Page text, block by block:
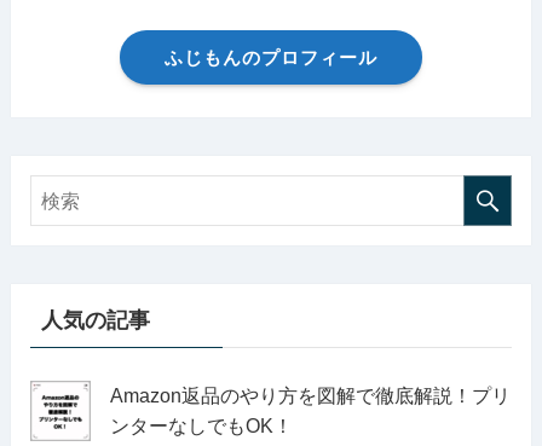
ふじもんのプロフィール
人気の記事
Amazon返品のやり方を図解で徹底解説！プリ
ンターなしでもOK！